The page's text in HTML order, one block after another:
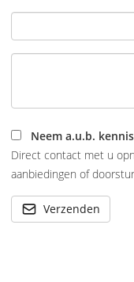
Neem a.u.b.
Direct contact met u
aanbiedingen of
Verzenden